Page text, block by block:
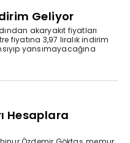
Geliyor
akaryakıt fiyatları
fiyatına 3,97 liralık indirim
yansımayacağına
Hesaplara